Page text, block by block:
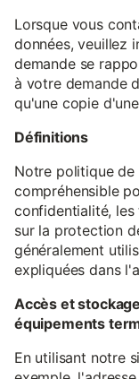
Lorsque vous
données, veuillez
demande se
à votre demande
qu'une copie
Définitions
Notre politique
compréhensible
confidentialité,
sur la protection
généralement
expliquées dans
Accès et
équipements
En utilisant notre